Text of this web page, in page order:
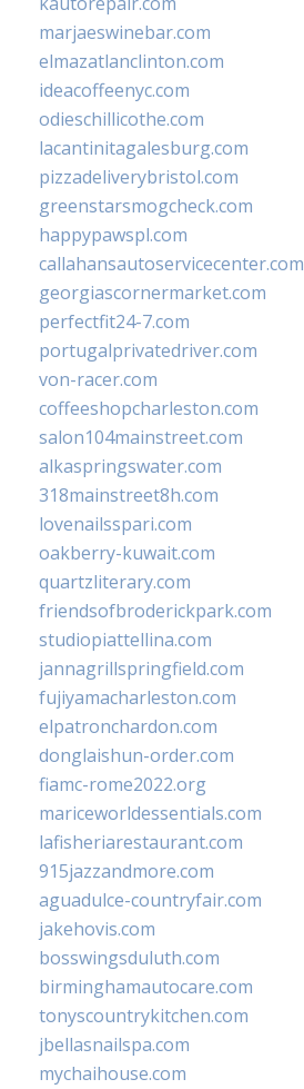
marjaeswinebar.com
elmazatlanclinton.com
ideacoffeenyc.com
odieschillicothe.com
lacantinitagalesburg.com
pizzadeliverybristol.com
greenstarsmogcheck.com
happypawspl.com
callahansautoservicecenter.com
georgiascornermarket.com
perfectfit24-7.com
portugalprivatedriver.com
von-racer.com
coffeeshopcharleston.com
salon104mainstreet.com
alkaspringswater.com
318mainstreet8h.com
lovenailsspari.com
oakberry-kuwait.com
quartzliterary.com
friendsofbroderickpark.com
studiopiattellina.com
jannagrillspringfield.com
fujiyamacharleston.com
elpatronchardon.com
donglaishun-order.com
fiamc-rome2022.org
mariceworldessentials.com
lafisheriarestaurant.com
915jazzandmore.com
aguadulce-countryfair.com
jakehovis.com
bosswingsduluth.com
birminghamautocare.com
tonyscountrykitchen.com
jbellasnailspa.com
mychaihouse.com